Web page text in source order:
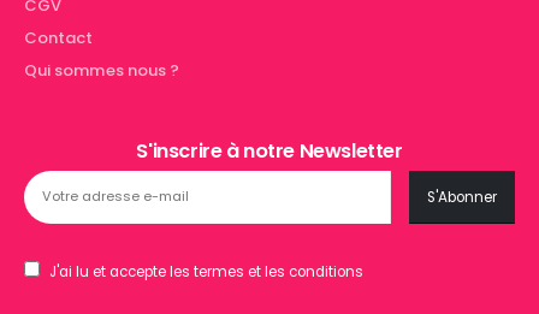
CGV
Contact
Qui sommes nous ?
S'inscrire à notre Newsletter
J'ai lu et accepte les termes et les conditions